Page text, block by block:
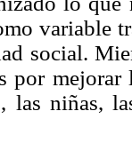
variable
social.
por
las niñas,